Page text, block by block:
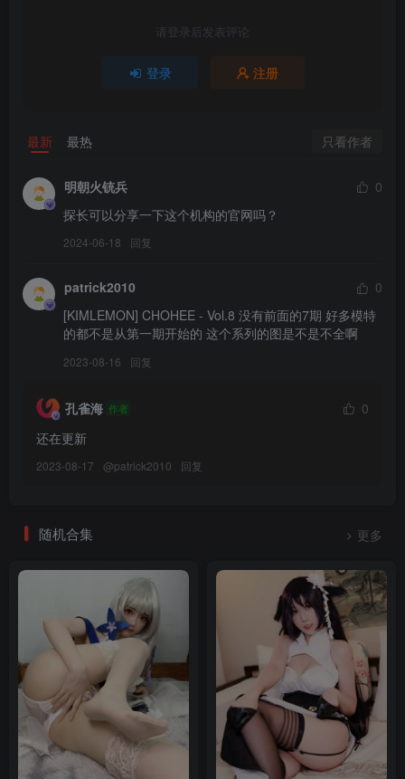
[KIMLEMON]_Yuni_Vol.1__0044
[8.2]
105.[KIMLEMON] CHAERA – Vol.02[40P／314MB]
[3.4]
[3.2]
103.[KIMLEMON] YOKO Vol.04 [54P-433MB]
[2026.2.28]
102.[KIMLEMON] YOKO Vol.01 [61P-454MB]
[10.16]
101.[KIMLEMON] SIA – Vol.2 [59P-363MB]
099.[KIMLEMON] ICELIN – Vol.6 [81P-413MB]
[2.16]
098.[KIMLEMON] SIU – Vol.01[73P-413.2M]
[1.24]
097.[KIMLEMON] YUJIN – Vol.01 [76P-370MB]
[1.22]
请登录后发表评论
登录 注册
最新 最热 只看作者
明朝火铳兵
0
探长可以分享一下这个机构的官网吗？
2024-06-18 回复
patrick2010
0
[KIMLEMON] CHOHEE - Vol.8 没有前面的7期 好多模特
的都不是从第一期开始的 这个系列的图是不是不全啊
2023-08-16 回复
孔雀海 作者
0
还在更新
2023-08-17 @patrick2010 回复
随机合集 更多